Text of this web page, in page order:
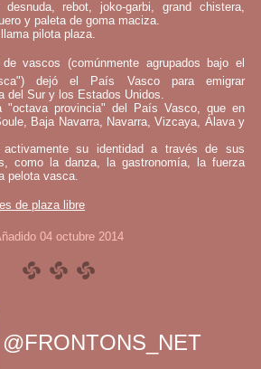
rebot, joko-garbi, grand chistera,
y paleta de goma maciza.
pilota plaza.
vascos (comúnmente agrupados bajo el
dejó el País Vasco para emigrar
del Sur y los Estados Unidos.
provincia" del País Vasco, que en
Baja Navarra, Navarra, Vizcaya, Álava y
activamente su identidad a través de sus
como la danza, la gastronomía, la fuerza
pelota vasca.
de plaza libre
04 octubre 2014
@FRONTONS_NET